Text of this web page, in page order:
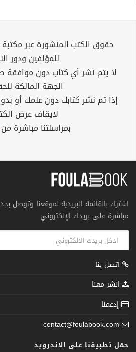
حقوق الكتب المنشورة عبر
للمؤلفين ودور
لا يتم نشر أي كتاب دون موافقة
الجهة المالكة
إذا تم نشر كتابك دون علمك أو
لإيقاف عرض
بمراسلتنا مباشرة من
اشترك بالقائمة البريدية لموقعنا وتوصل
مباشرة على بريدك الإلكتروني
اتصل بنا
انشر معنا
إدعمنا
contact@foulabook.com
حمّل تطبيقنا على الاندرويد